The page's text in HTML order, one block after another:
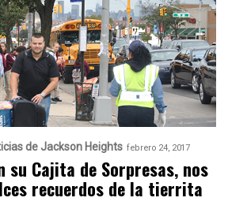
de Jackson Heights febrero 24, 2017
su Cajita de Sorpresas, nos
recuerdos de la tierrita